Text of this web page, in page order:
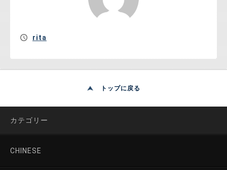
rita
トップに戻る
カテゴリー
CHINESE